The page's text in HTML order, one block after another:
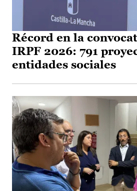
Récord en la
IRPF 2026: 791
entidades sociales